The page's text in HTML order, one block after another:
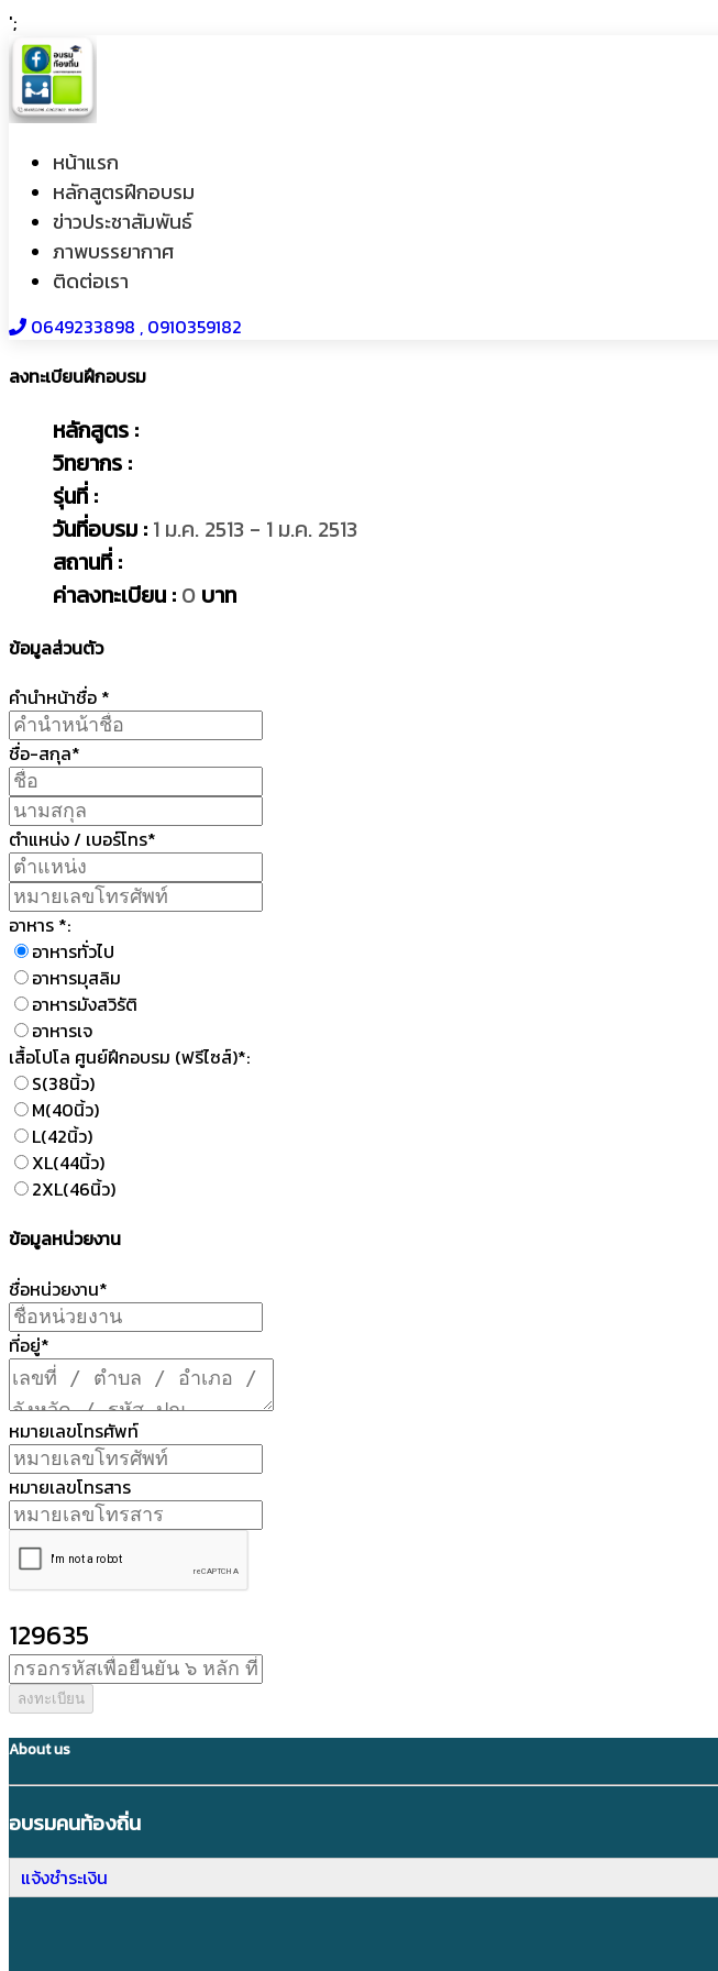
';
หน้าแรก
หลักสูตรฝึกอบรม
ข่าวประชาสัมพันธ์
ภาพบรรยากาศ
ติดต่อเรา
0649233898​ , 0910359182
ลงทะเบียนฝึกอบรม
หลักสูตร :
วิทยากร :
รุ่นที่ :
วันที่อบรม : 1 ม.ค. 2513 - 1 ม.ค. 2513
สถานที่ :
ค่าลงทะเบียน : 0 บาท
ข้อมูลส่วนตัว
คำนำหน้าชื่อ *
ชื่อ-สกุล*
ตำแหน่ง / เบอร์โทร*
อาหาร *:
อาหารทั่วไป
อาหารมุสลิม
อาหารมังสวิรัติ
อาหารเจ
เสื้อโปโล ศูนย์ฝึกอบรม (ฟรีไซส์)*:
S(38นิ้ว)
M(40นิ้ว)
L(42นิ้ว)
XL(44นิ้ว)
2XL(46นิ้ว)
ข้อมูลหน่วยงาน
ชื่อหน่วยงาน*
ที่อยู่*
หมายเลขโทรศัพท์
หมายเลขโทรสาร
129635
ลงทะเบียน
About us
อบรมคนท้องถิ่น
แจ้งชำระเงิน